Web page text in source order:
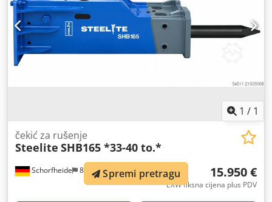
proizvodnje: KR Dodatne informacije Za više informacija
obratite se g. Ö. Inalkacu.
1 / 1
Schorfheide 869 km
čekić za rušenje
Steelite SHB165 *33-40 to.*
15.950 €
EXW fiksna cijena plus PDV
Spremi pretragu